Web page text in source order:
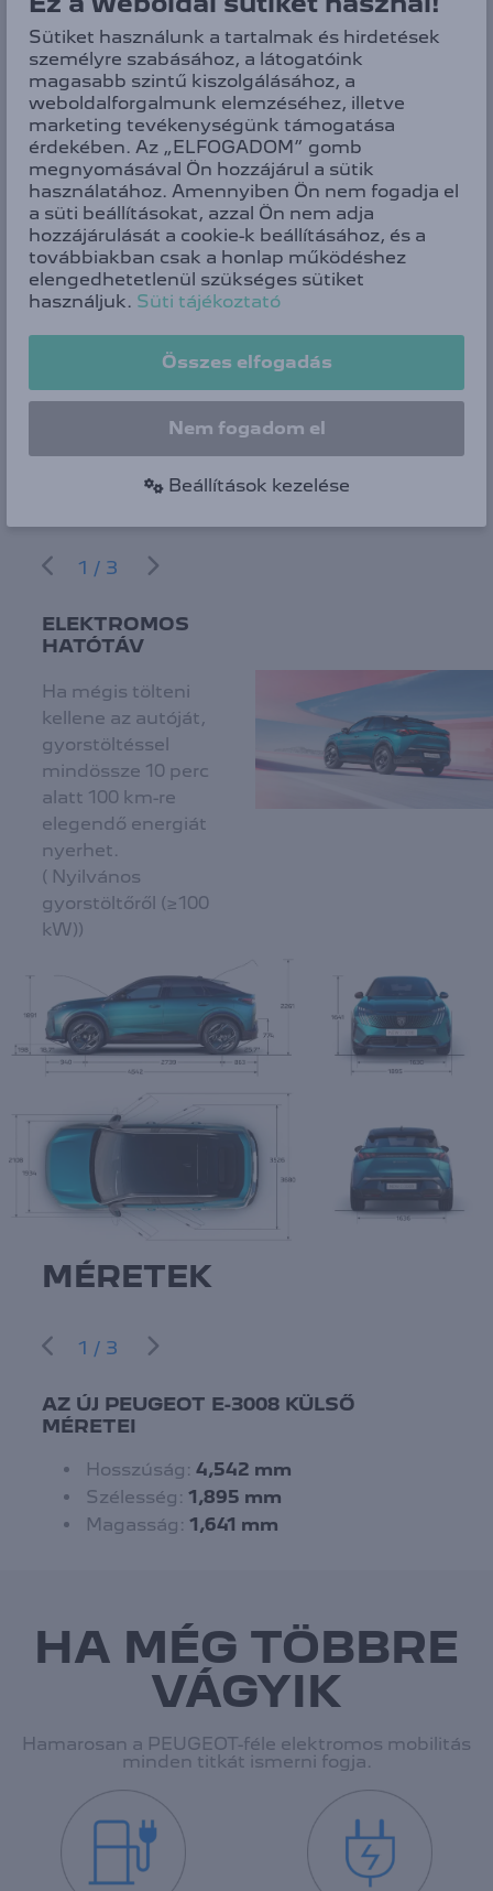
Forradalmian új vezetési élményt nyújt az új
PEUGEOT PANORAMIC I-COCKPIT®.
A 21” ívelt panoráma-képernyő a minél
ergonomikusabb kialakítás jegyében
valósággal lebeg a műszerfal fölött.
Tökéletes vezetési élményt és
egyedülálló kényelmet nyújt az
érintésérzékeny kezelőszervekkel ellátott
új kompakt kormány.
A testre szabható i-Toggle kapcsolók
gyors hozzáférést biztosítanak a
felhasználó által beprogramozott 10
kedvenc funkcióhoz.
IGÉNYESSÉG
autózás és a környezettudatosság
jegyében nyújtott kapcsolódási szolgáltatásaival az új E-
3008 mindenkit azonnal elbűvöl.
1/3
ELEKTROMOS
HATÓTÁV
Ha mégis tölteni
kellene az autóját,
gyorstöltéssel
mindössze 10 perc
alatt 100 km-re
elegendő energiát
nyerhet.
( Nyilvános
gyorstöltőről (≥100
kW))
MÉRETEK
1/3
AZ ÚJ PEUGEOT E-3008 KÜLSŐ
MÉRETEI
Hosszúság:4,542 mm
Szélesség:1,895 mm
Magasság:1,641 mm
HA MÉG TÖBBRE
VÁGYIK
Hamarosan a PEUGEOT-féle elektromos mobilitás
minden titkát ismerni fogja.
Sütiket használunk a tartalmak és hirdetések
személyre szabásához, a látogatóink
magasabb szintű kiszolgálásához, a
weboldalforgalmunk elemzéséhez, illetve
marketing tevékenységünk támogatása
érdekében. Az „ELFOGADOM” gomb
megnyomásával Ön hozzájárul a sütik
használatához. Amennyiben Ön nem fogadja el
a süti beállításokat, azzal Ön nem adja
hozzájárulását a cookie-k beállításához, és a
továbbiakban csak a honlap működéshez
elengedhetetlenül szükséges sütiket
használjuk. Süti tájékoztató
Összes elfogadás
Nem fogadom el
Beállítások kezelése